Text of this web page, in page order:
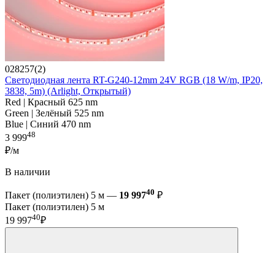
028257(2)
Светодиодная лента RT-G240-12mm 24V RGB (18 W/m, IP20,
3838, 5m) (Arlight, Открытый)
Red | Красный 625 nm
Green | Зелёный 525 nm
Blue | Синий 470 nm
3 99948
₽/м
В наличии
Пакет (полиэтилен) 5 м — 19 99740 ₽
Пакет (полиэтилен) 5 м
19 99740₽